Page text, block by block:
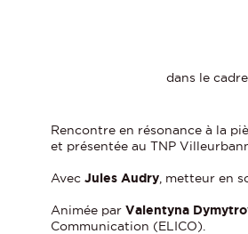
dans le
Rencontre en résonance à la
et présentée au TNP
AvecJules Audry , metteur en
Animée parValentyna
Communication (ELICO).